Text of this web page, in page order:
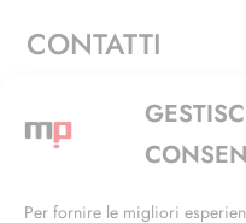
Per fornire le migliori
CONTATTI
Via Alfieri, 27 -
+39 02 4846 3155